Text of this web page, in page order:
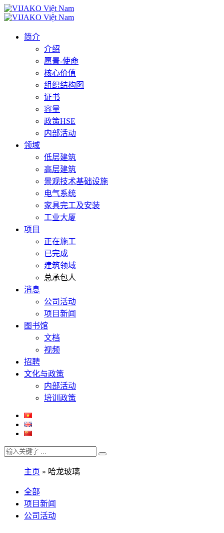
简介
介绍
愿景-使命
核心价值
组织结构图
证书
容量
政策HSE
内部活动
领域
低层建筑
高层建筑
景观技术基础设施
电气系统
家具完工及安装
工业大厦
项目
正在施工
已完成
建筑领域
总承包人
消息
公司活动
项目新闻
图书馆
文档
视频
招聘
文化与政策
内部活动
培训政策
主页 » 哈龙玻璃
全部
项目新闻
公司活动